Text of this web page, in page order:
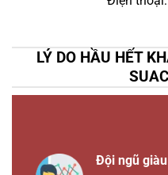
LÝ DO HẦU HẾT
Đội ngũ